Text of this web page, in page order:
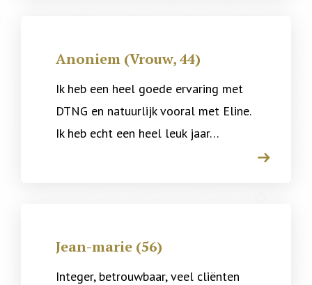
Anoniem (Vrouw, 44)
Ik heb een heel goede ervaring met
DTNG en natuurlijk vooral met Eline.
Ik heb echt een heel leuk jaar…
arrow
Jean-marie (56)
Integer, betrouwbaar, veel cliënten